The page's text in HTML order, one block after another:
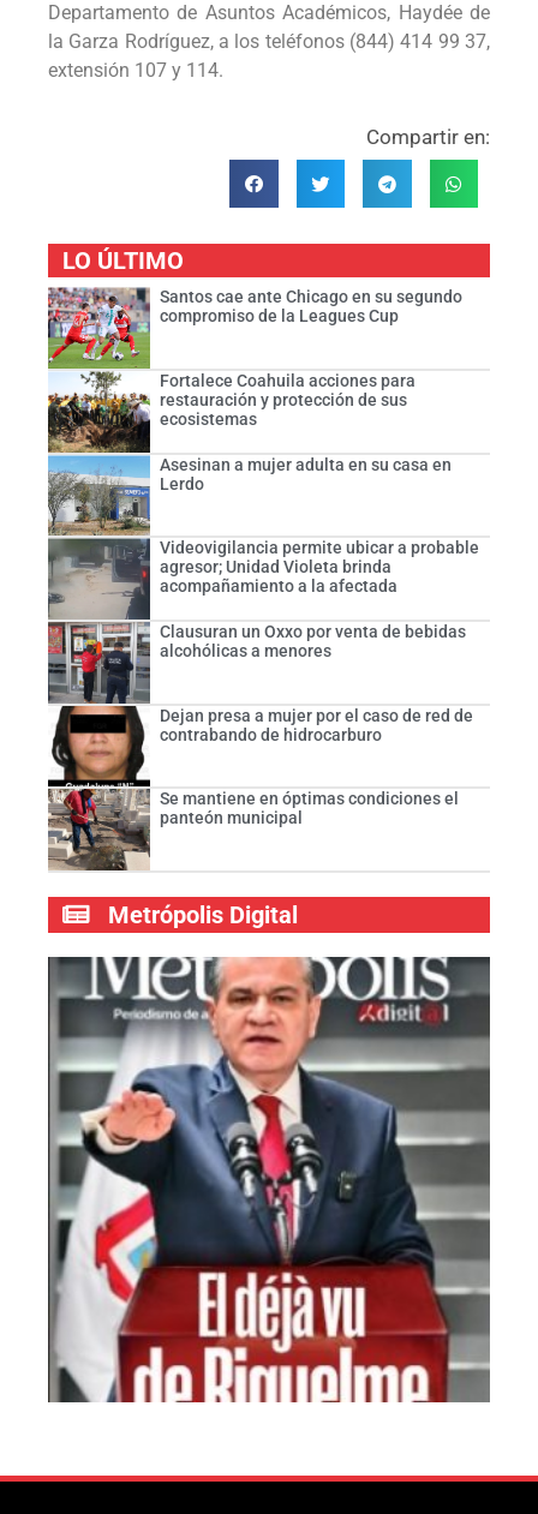
Departamento de Asuntos Académicos, Haydée de
la Garza Rodríguez, a los teléfonos (844) 414 99 37,
extensión 107 y 114.
Compartir en:
LO ÚLTIMO
Santos cae ante Chicago en su segundo
compromiso de la Leagues Cup
Fortalece Coahuila acciones para
restauración y protección de sus
ecosistemas
Asesinan a mujer adulta en su casa en
Lerdo
Videovigilancia permite ubicar a probable
agresor; Unidad Violeta brinda
acompañamiento a la afectada
Clausuran un Oxxo por venta de bebidas
alcohólicas a menores
Dejan presa a mujer por el caso de red de
contrabando de hidrocarburo
Se mantiene en óptimas condiciones el
panteón municipal
Metrópolis Digital